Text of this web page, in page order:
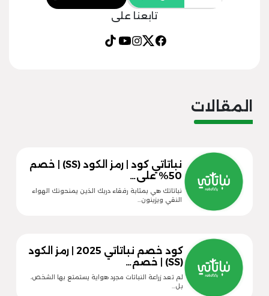
تابعنا على
المقالات
نباتاتي كود | رمز الكود (SS) | خصم
50% على…
نباتاتك هي بمثابة رفقاء دربك الذين يمنحونك الهواء
النقي ويزينون…
كود خصم نباتاتي 2025 | رمز الكود
(SS) | خصم…
لم تعد زراعة النباتات مجرد هواية يستمتع بها الشخص،
بل…